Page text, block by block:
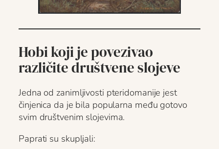
Hobi koji je povezivao
različite društvene slojeve
Jedna od zanimljivosti pteridomanije jest
činjenica da je bila popularna među gotovo
svim društvenim slojevima.
Paprati su skupljali: